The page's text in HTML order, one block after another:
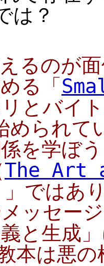
は？
るのが
る「
とバイ
られて
を学ぼ
The Art
」ではあ
ッセー
と生成
は悪の